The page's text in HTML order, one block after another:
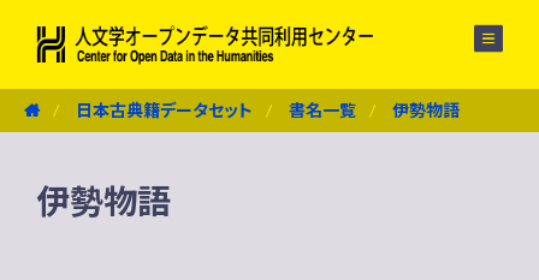
日本古典籍データセット 書名一覧 伊勢物語
伊勢物語